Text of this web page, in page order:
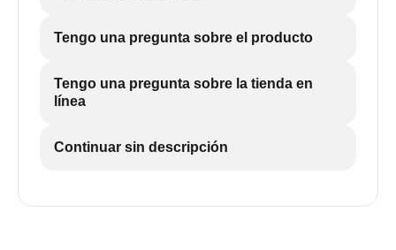
Tengo una pregunta sobre el producto
Tengo una pregunta sobre la tienda en
línea
Continuar sin descripción